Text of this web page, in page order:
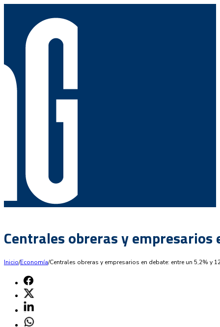
Centrales obreras y
Inicio/Economía/Centrales obreras y empresarios en debate: entre un 5,2% y